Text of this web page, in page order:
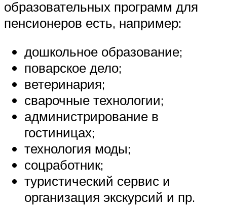
образовательных программ для
пенсионеров есть, например:
дошкольное образование;
поварское дело;
ветеринария;
сварочные технологии;
администрирование в
гостиницах;
технология моды;
соцработник;
туристический сервис и
организация экскурсий и пр.